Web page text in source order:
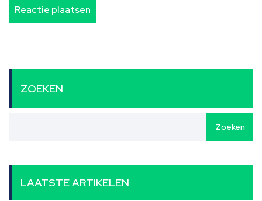
ZOEKEN
Zoeken
LAATSTE ARTIKELEN